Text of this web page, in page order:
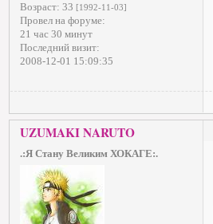
Возраст: 33 [1992-11-03]
Провел на форуме:
21 час 30 минут
Последний визит:
2008-12-01 15:09:35
UZUMAKI NARUTO
.:Я Стану Великим ХОКАГЕ:.